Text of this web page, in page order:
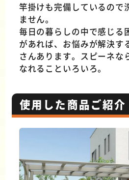
竿掛けも完備しているので
ません。
毎日の暮らしの中で感じる
があれば、お悩みが解決す
さんあります。スピーネな
なれることいろいろ。
使用した商品ご紹介